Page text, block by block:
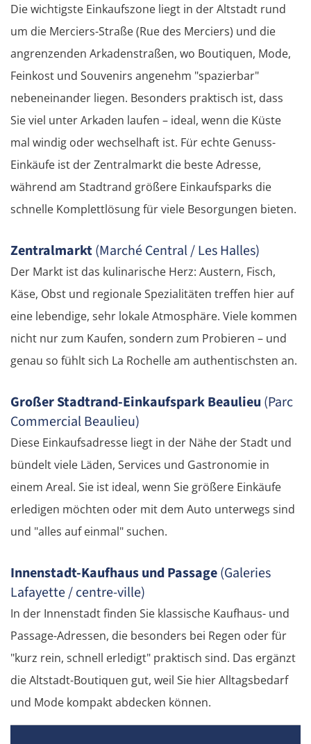
Die wichtigste Einkaufszone liegt in der Altstadt rund
um die Merciers-Straße (Rue des Merciers) und die
angrenzenden Arkadenstraßen, wo Boutiquen, Mode,
Feinkost und Souvenirs angenehm "spazierbar"
nebeneinander liegen. Besonders praktisch ist, dass
Sie viel unter Arkaden laufen – ideal, wenn die Küste
mal windig oder wechselhaft ist. Für echte Genuss-
Einkäufe ist der Zentralmarkt die beste Adresse,
während am Stadtrand größere Einkaufsparks die
schnelle Komplettlösung für viele Besorgungen bieten.
Zentralmarkt(Marché Central / Les Halles)
Der Markt ist das kulinarische Herz: Austern, Fisch,
Käse, Obst und regionale Spezialitäten treffen hier auf
eine lebendige, sehr lokale Atmosphäre. Viele kommen
nicht nur zum Kaufen, sondern zum Probieren – und
genau so fühlt sich La Rochelle am authentischsten an.
Großer Stadtrand-Einkaufspark Beaulieu (Parc
Commercial Beaulieu)
Diese Einkaufsadresse liegt in der Nähe der Stadt und
bündelt viele Läden, Services und Gastronomie in
einem Areal. Sie ist ideal, wenn Sie größere Einkäufe
erledigen möchten oder mit dem Auto unterwegs sind
und "alles auf einmal" suchen.
Innenstadt-Kaufhaus und Passage(Galeries
Lafayette / centre-ville)
In der Innenstadt finden Sie klassische Kaufhaus- und
Passage-Adressen, die besonders bei Regen oder für
"kurz rein, schnell erledigt" praktisch sind. Das ergänzt
die Altstadt-Boutiquen gut, weil Sie hier Alltagsbedarf
und Mode kompakt abdecken können.